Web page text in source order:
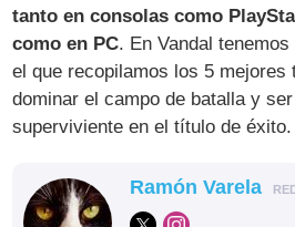
tanto en consolas como
como en PC. En Vandal
el que recopilamos los 5
dominar el campo de batalla y
superviviente en el título de éxito.
Ramón Varela